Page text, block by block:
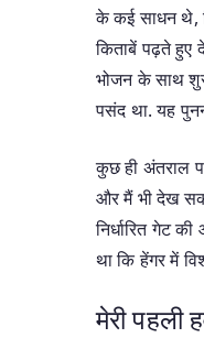
के कई साधन थे,
किताबें पढ़ते
भोजन के साथ
पसंद था. यह
कुछ ही अंतराल
और मैं भी देख
निर्धारित गेट
था कि हेंगर में
मेरी पहली